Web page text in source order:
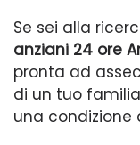
Se sei alla
anziani 24 ore
pronta ad
di un tuo
una condizione